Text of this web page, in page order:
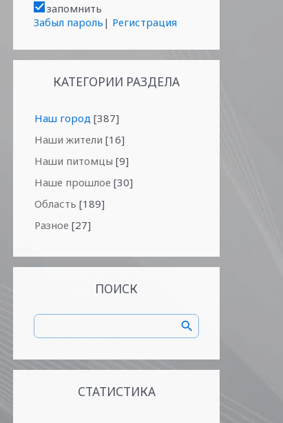
запомнить
Забыл пароль | Регистрация
КАТЕГОРИИ РАЗДЕЛА
Наш город [387]
Наши жители [16]
Наши питомцы [9]
Наше прошлое [30]
Область [189]
Разное [27]
ПОИСК
СТАТИСТИКА